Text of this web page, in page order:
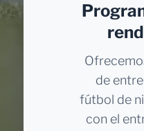
de
fútbol de
con el